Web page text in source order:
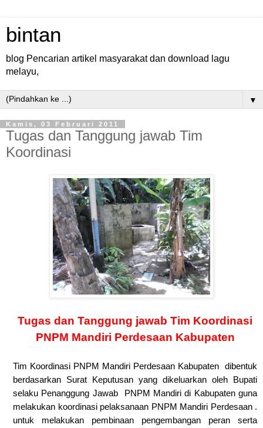
bintan
blog Pencarian artikel masyarakat dan download lagu
melayu,
▼
Kamis, 03 Februari 2011
Tugas dan Tanggung jawab Tim
Koordinasi
Tugas dan Tanggung jawab Tim Koordinasi
PNPM Mandiri Perdesaan Kabupaten
Tim Koordinasi PNPM Mandiri Perdesaan Kabupaten dibentuk
berdasarkan Surat Keputusan yang dikeluarkan oleh Bupati
selaku Penanggung Jawab PNPM Mandiri di Kabupaten guna
melakukan koordinasi pelaksanaan PNPM Mandiri Perdesaan .
untuk melakukan pembinaan pengembangan peran serta